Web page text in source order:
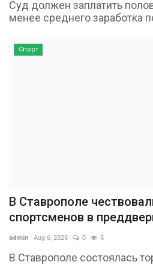
Суд должен заплатить
менее среднего заработка
Спорт
В Ставрополе
спортсменов в
admin Aug 6, 2026 0 5
В Ставрополе состоялась